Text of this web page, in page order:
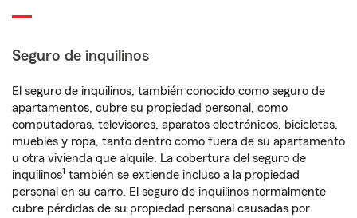
Seguro de inquilinos
El seguro de inquilinos, también conocido como seguro de
apartamentos, cubre su propiedad personal, como
computadoras, televisores, aparatos electrónicos, bicicletas,
muebles y ropa, tanto dentro como fuera de su apartamento
u otra vivienda que alquile. La cobertura del seguro de
inquilinos1 también se extiende incluso a la propiedad
personal en su carro. El seguro de inquilinos normalmente
cubre pérdidas de su propiedad personal causadas por